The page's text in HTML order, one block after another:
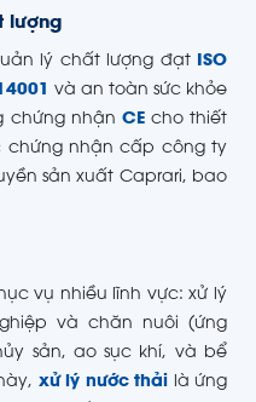
lượng
lý chất lượng đạt ISO
và an toàn sức khỏe
chứng nhận CEcho thiết
chứng nhận cấp công ty
sản xuất Caprari, bao
vụ nhiều lĩnh vực: xử lý
và chăn nuôi (ứng
sản, ao sục khí, và bể
xử lý nước thải là ứng